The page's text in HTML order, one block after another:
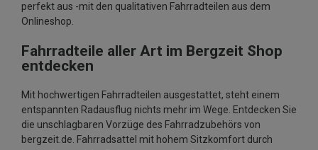
perfekt aus -mit den qualitativen Fahrradteilen aus dem
Onlineshop.
Fahrradteile aller Art im Bergzeit Shop
entdecken
Mit hochwertigen Fahrradteilen ausgestattet, steht einem
entspannten Radausflug nichts mehr im Wege. Entdecken Sie
die unschlagbaren Vorzüge des Fahrradzubehörs von
bergzeit.de. Fahrradsattel mit hohem Sitzkomfort durch